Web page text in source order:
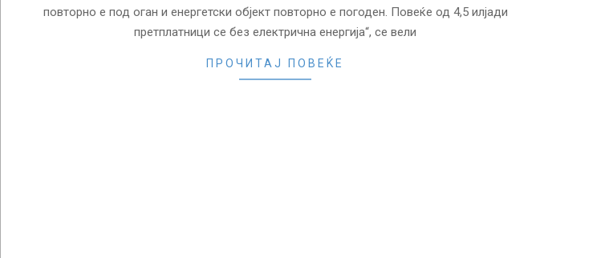
повторно е под оган и енергетски објект повторно е погоден. Повеќе од 4,5 илјади
претплатници се без електрична енергија“, се вели
ПРОЧИТАЈ ПОВЕЌЕ